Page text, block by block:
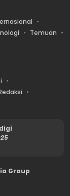
Temuan
Group.